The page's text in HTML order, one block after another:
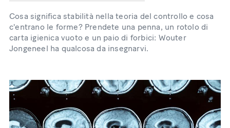
Cosa significa stabilità nella teoria del controllo e cosa
c'entrano le forme? Prendete una penna, un rotolo di
carta igienica vuoto e un paio di forbici: Wouter
Jongeneel ha qualcosa da insegnarvi.